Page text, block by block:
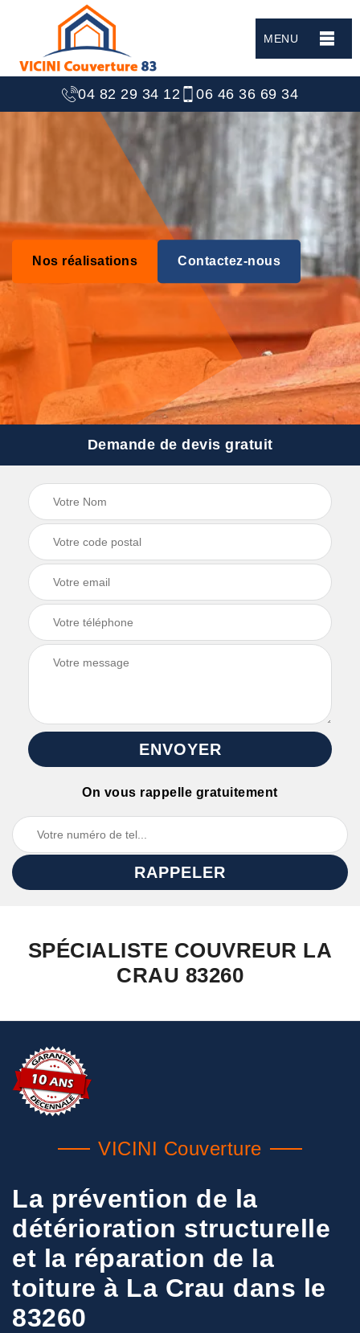
MENU
04 82 29 34 12 06 46 36 69 34
Nos réalisations Contactez-nous
Demande de devis gratuit
On vous rappelle gratuitement
SPÉCIALISTE COUVREUR LA
CRAU 83260
VICINI Couverture
La prévention de la
détérioration structurelle
et la réparation de la
toiture à La Crau dans le
83260